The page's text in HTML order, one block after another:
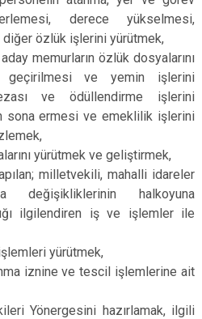
derece yükselmesi,
özlük işlerini yürütmek,
memurların özlük dosyalarını
geçirilmesi ve yemin işlerini
ve ödüllendirme işlerini
sona ermesi ve emeklilik işlerini
yürütmek ve geliştirmek,
milletvekili, mahalli idareler
değişikliklerinin halkoyuna
ilgilendiren iş ve işlemler ile
yürütmek,
iznine ve tescil işlemlerine ait
Yönergesini hazırlamak, ilgili